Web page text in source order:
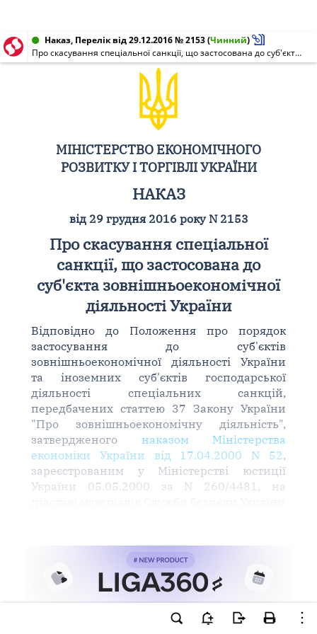
Наказ, Перелік від 29.12.2016 № 2153(Чинний)
Про скасування спеціальної санкції, що застосована до суб'єкта зовнішньоекономічної діяльності України
МІНІСТЕРСТВО ЕКОНОМІЧНОГО
РОЗВИТКУ І ТОРГІВЛІ УКРАЇНИ
НАКАЗ
від 29 грудня 2016 року N 2153
Про скасування спеціальної
санкції, що застосована до
суб'єкта зовнішньоекономічної
діяльності України
Відповідно до Положення про порядок
застосування до суб'єктів
зовнішньоекономічної діяльності України
та іноземних суб'єктів господарської
діяльності спеціальних санкцій,
передбачених статтею 37 Закону України
"Про зовнішньоекономічну діяльність",
затвердженого наказом Міністерства
економіки України від 17.04.2000 N 52,
зареєстрованим у Міністерстві юстиції
України 05.05.2000 за N 260/4481, на